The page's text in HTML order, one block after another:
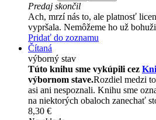
Predaj skončil
Ach, mrzí nás to, ale platnosť
vypršala. Nemôžeme ho už
Pridať do zoznamu
Čítaná
výborný stav
Túto knihu sme vykúpili cez
výbornom stave.Rozdiel medzi
asi ani nespoznali. Knihu sme
na niektorých obaloch zanechať
8,30 €